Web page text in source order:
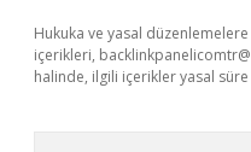
Hukuka ve yasal
içerikleri,
halinde, ilgili içerikler yasal